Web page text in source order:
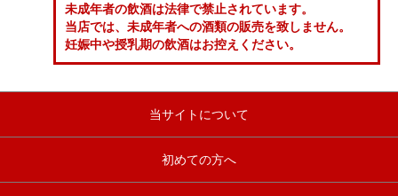
未成年者の飲酒は法律で禁止されています。
当店では、未成年者への酒類の販売を致しません。
妊娠中や授乳期の飲酒はお控えください。
当サイトについて
初めての方へ